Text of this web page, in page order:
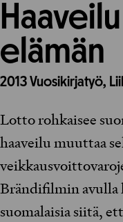
elämän
2013Vuosikirjatyö,
Lotto rohkaisee
haaveilu muuttaa
Brändifilmin avulla
suomalaisia siitä,